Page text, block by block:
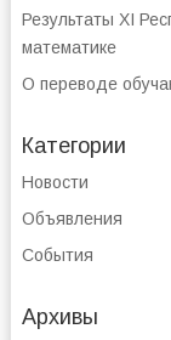
Результаты XI
математике
О переводе
Категории
Новости
Объявления
События
Архивы